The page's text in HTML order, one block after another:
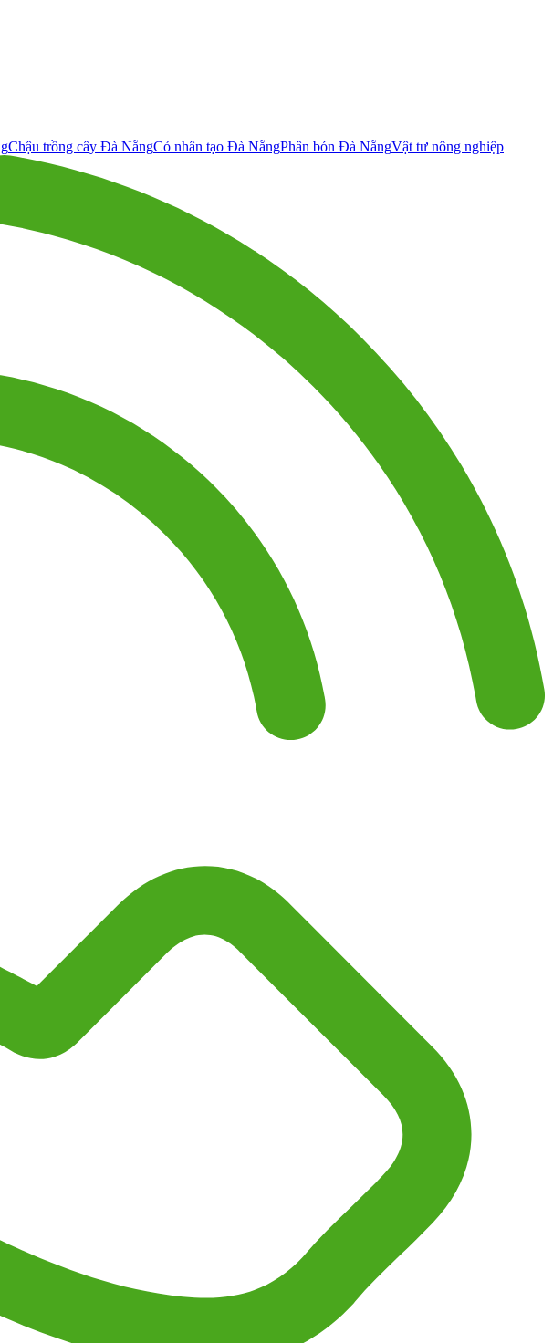
Chậu trồng cây Đà NẵngCỏ nhân tạo Đà NẵngPhân bón Đà NẵngVật tư nông nghiệp